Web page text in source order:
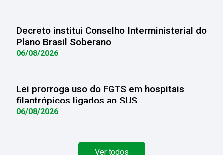
Decreto institui Conselho Interministerial do
Plano Brasil Soberano
06/08/2026
Lei prorroga uso do FGTS em hospitais
filantrópicos ligados ao SUS
06/08/2026
Ver todos